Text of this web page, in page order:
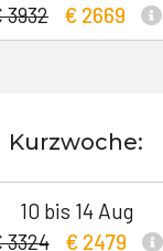
3932
€ 2669
Kurzwoche:
10 bis 14 Aug
3324
€ 2479